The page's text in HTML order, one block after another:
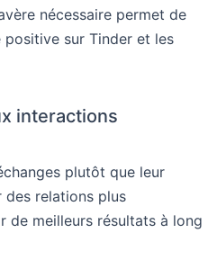
nécessaire permet de
positive sur Tinder et les
interactions
plutôt que leur
relations plus
de meilleurs résultats à long